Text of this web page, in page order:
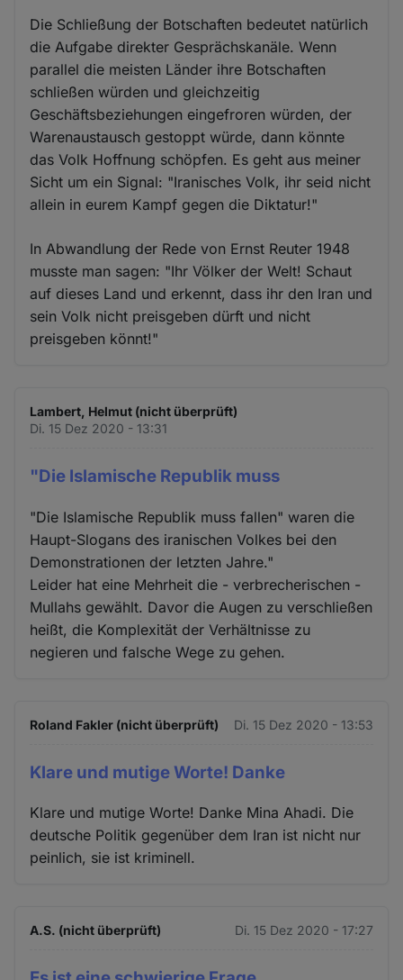
Die Schließung der Botschaften bedeutet natürlich
die Aufgabe direkter Gesprächskanäle. Wenn
parallel die meisten Länder ihre Botschaften
schließen würden und gleichzeitig
Geschäftsbeziehungen eingefroren würden, der
Warenaustausch gestoppt würde, dann könnte
das Volk Hoffnung schöpfen. Es geht aus meiner
Sicht um ein Signal: "Iranisches Volk, ihr seid nicht
allein in eurem Kampf gegen die Diktatur!"
In Abwandlung der Rede von Ernst Reuter 1948
musste man sagen: "Ihr Völker der Welt! Schaut
auf dieses Land und erkennt, dass ihr den Iran und
sein Volk nicht preisgeben dürft und nicht
preisgeben könnt!"
Lambert, Helmut (nicht überprüft)
Di. 15 Dez 2020 - 13:31
"Die Islamische Republik muss
"Die Islamische Republik muss fallen" waren die
Haupt-Slogans des iranischen Volkes bei den
Demonstrationen der letzten Jahre."
Leider hat eine Mehrheit die - verbrecherischen -
Mullahs gewählt. Davor die Augen zu verschließen
heißt, die Komplexität der Verhältnisse zu
negieren und falsche Wege zu gehen.
Roland Fakler (nicht überprüft) Di. 15 Dez 2020 - 13:53
Klare und mutige Worte! Danke
Klare und mutige Worte! Danke Mina Ahadi. Die
deutsche Politik gegenüber dem Iran ist nicht nur
peinlich, sie ist kriminell.
A.S. (nicht überprüft) Di. 15 Dez 2020 - 17:27